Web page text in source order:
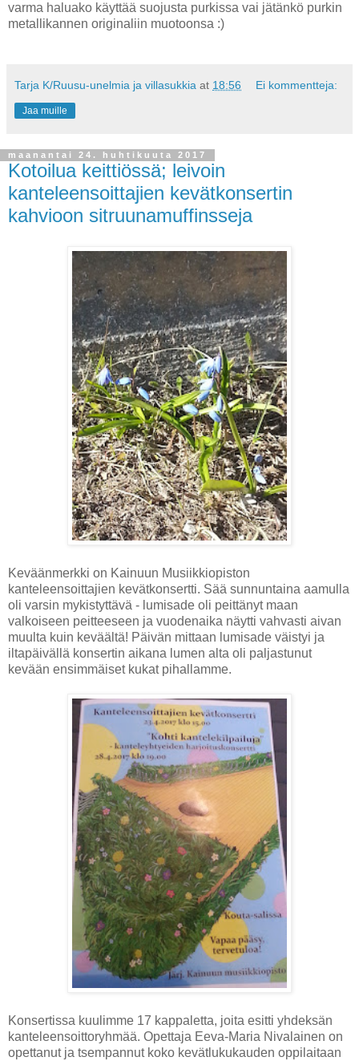
varma haluako käyttää suojusta purkissa vai jätänkö purkin
metallikannen originaliin muotoonsa :)
Tarja K/Ruusu-unelmia ja villasukkia at 18:56 Ei kommentteja:
Jaa muille
maanantai 24. huhtikuuta 2017
Kotoilua keittiössä; leivoin
kanteleensoittajien kevätkonsertin
kahvioon sitruunamuffinsseja
Keväänmerkki on Kainuun Musiikkiopiston
kanteleensoittajien kevätkonsertti. Sää sunnuntaina aamulla
oli varsin mykistyttävä - lumisade oli peittänyt maan
valkoiseen peitteeseen ja vuodenaika näytti vahvasti aivan
muulta kuin keväältä! Päivän mittaan lumisade väistyi ja
iltapäivällä konsertin aikana lumen alta oli paljastunut
kevään ensimmäiset kukat pihallamme.
Konsertissa kuulimme 17 kappaletta, joita esitti yhdeksän
kanteleensoittoryhmää. Opettaja Eeva-Maria Nivalainen on
opettanut ja tsempannut koko kevätlukukauden oppilaitaan